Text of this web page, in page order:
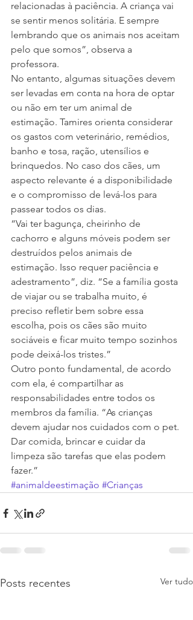
relacionadas à paciência. A criança vai
se sentir menos solitária. E sempre
lembrando que os animais nos aceitam
pelo que somos”, observa a
professora.
No entanto, algumas situações devem
ser levadas em conta na hora de optar
ou não em ter um animal de
estimação. Tamires orienta considerar
os gastos com veterinário, remédios,
banho e tosa, ração, utensílios e
brinquedos. No caso dos cães, um
aspecto relevante é a disponibilidade
e o compromisso de levá-los para
passear todos os dias.
“Vai ter bagunça, cheirinho de
cachorro e alguns móveis podem ser
destruídos pelos animais de
estimação. Isso requer paciência e
adestramento”, diz. “Se a família gosta
de viajar ou se trabalha muito, é
preciso refletir bem sobre essa
escolha, pois os cães são muito
sociáveis e ficar muito tempo sozinhos
pode deixá-los tristes.”
Outro ponto fundamental, de acordo
com ela, é compartilhar as
responsabilidades entre todos os
membros da família. “As crianças
devem ajudar nos cuidados com o pet.
Dar comida, brincar e cuidar da
limpeza são tarefas que elas podem
fazer.”
#animaldeestimação #Crianças
Posts recentes Ver tudo